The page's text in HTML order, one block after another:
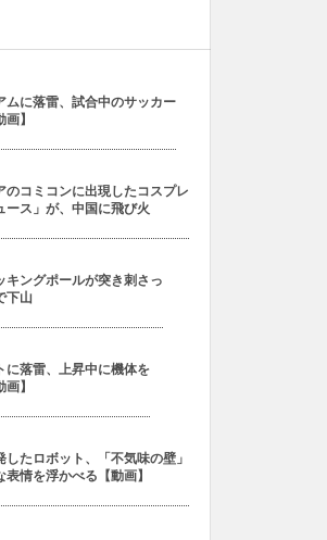
ムに落雷、試合中のサッカー
】
のコミコンに出現したコスプレ
ース」が、中国に飛び火
キングポールが突き刺さっ
下山
に落雷、上昇中に機体を
】
したロボット、「不気味の壁」
表情を浮かべる【動画】